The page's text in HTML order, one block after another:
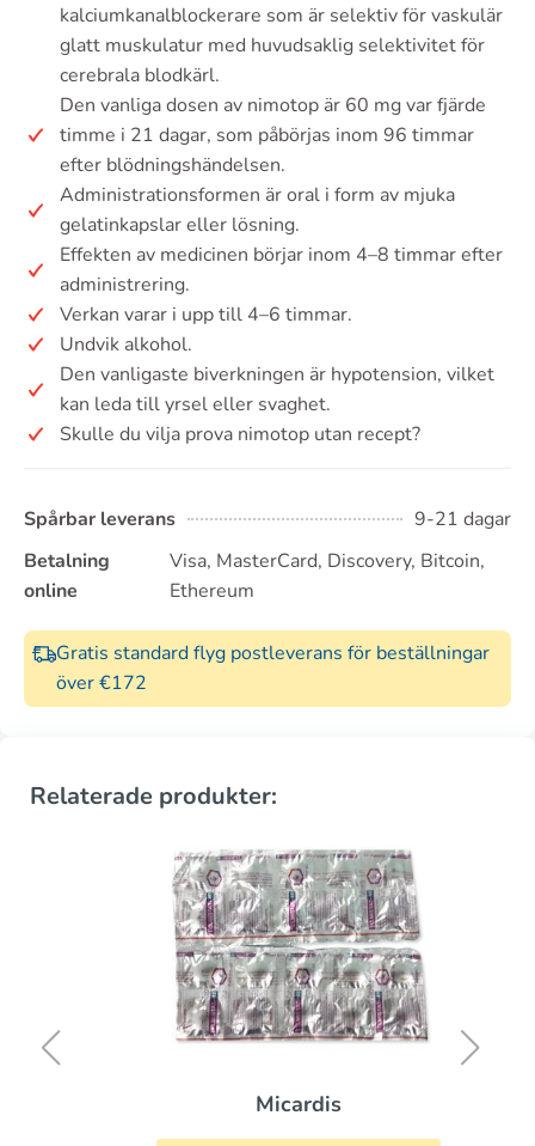
kalciumkanalblockerare som är selektiv för vaskulär
glatt muskulatur med huvudsaklig selektivitet för
cerebrala blodkärl.
Den vanliga dosen av nimotop är 60 mg var fjärde
timme i 21 dagar, som påbörjas inom 96 timmar
efter blödningshändelsen.
Administrationsformen är oral i form av mjuka
gelatinkapslar eller lösning.
Effekten av medicinen börjar inom 4–8 timmar efter
administrering.
Verkan varar i upp till 4–6 timmar.
Undvik alkohol.
Den vanligaste biverkningen är hypotension, vilket
kan leda till yrsel eller svaghet.
Skulle du vilja prova nimotop utan recept?
Spårbar leverans
9-21 dagar
Betalning
online
Visa, MasterCard, Discovery, Bitcoin,
Ethereum
Gratis standard flyg postleverans för beställningar
över €172
Relaterade produkter:
Micardis